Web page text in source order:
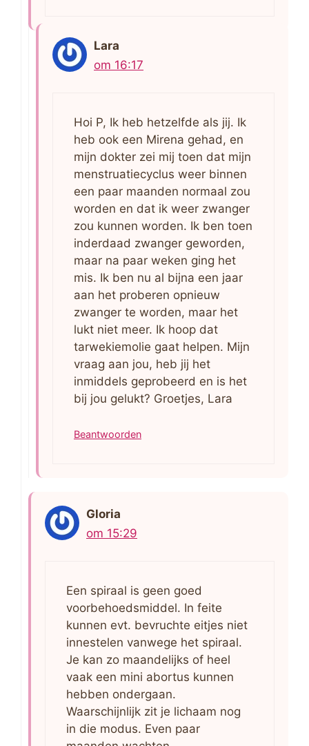
Lara
om 16:17
Hoi P, Ik heb hetzelfde als jij. Ik
heb ook een Mirena gehad, en
mijn dokter zei mij toen dat mijn
menstruatiecyclus weer binnen
een paar maanden normaal zou
worden en dat ik weer zwanger
zou kunnen worden. Ik ben toen
inderdaad zwanger geworden,
maar na paar weken ging het
mis. Ik ben nu al bijna een jaar
aan het proberen opnieuw
zwanger te worden, maar het
lukt niet meer. Ik hoop dat
tarwekiemolie gaat helpen. Mijn
vraag aan jou, heb jij het
inmiddels geprobeerd en is het
bij jou gelukt? Groetjes, Lara
Beantwoorden
Gloria
om 15:29
Een spiraal is geen goed
voorbehoedsmiddel. In feite
kunnen evt. bevruchte eitjes niet
innestelen vanwege het spiraal.
Je kan zo maandelijks of heel
vaak een mini abortus kunnen
hebben ondergaan.
Waarschijnlijk zit je lichaam nog
in die modus. Even paar